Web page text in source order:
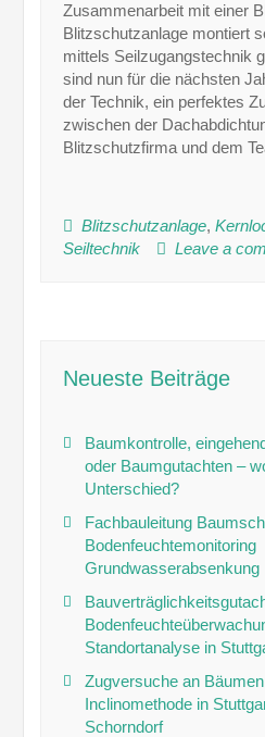
Zusammenarbeit mit einer
Blitzschutzanlage montiert
mittels Seilzugangstechnik
sind nun für die nächsten
der Technik, ein perfektes
zwischen der
Blitzschutzfirma und dem
Blitzschutzanlage,
Seiltechnik
Leave a
Neueste Beiträge
Baumkontrolle,
oder Baumgutachten –
Unterschied?
Fachbauleitung
Bodenfeuchtemonitoring
Grundwasserabsenkung
Standortanalyse in
Zugversuche an
Inclinomethode in
Schorndorf